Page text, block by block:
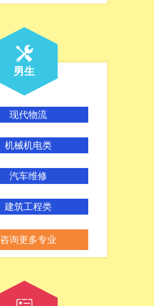
男生
现代物流
机械机电类
汽车维修
建筑工程类
咨询更多专业